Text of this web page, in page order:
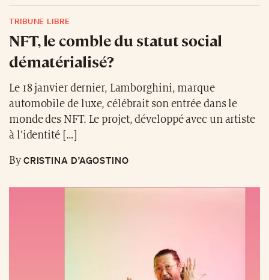
TRIBUNE LIBRE
NFT, le comble du statut social
dématérialisé?
Le 18 janvier dernier, Lamborghini, marque
automobile de luxe, célébrait son entrée dans le
monde des NFT. Le projet, développé avec un artiste
à l’identité […]
ByCRISTINA D’AGOSTINO